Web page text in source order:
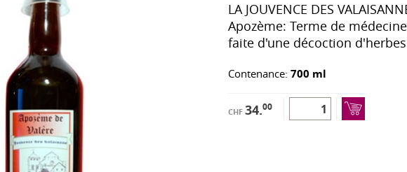
LA JOUVENCE DES
Apozème: Terme de
faite d'une décoction
Contenance: 700 ml
CHF 34.00